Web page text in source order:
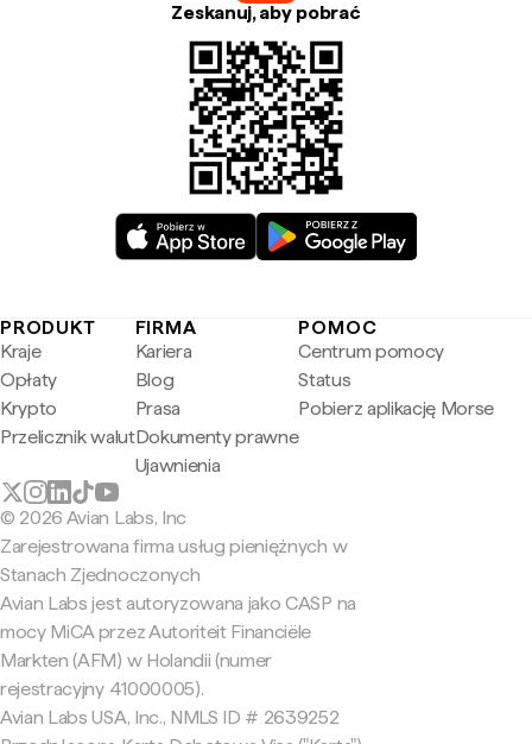
Zeskanuj, aby pobrać
PRODUKT
Kraje
Opłaty
Krypto
Przelicznik walut
FIRMA
Kariera
Blog
Prasa
Dokumenty prawne
Ujawnienia
POMOC
Centrum pomocy
Status
Pobierz aplikację Morse
© 2026 Avian Labs, Inc
Zarejestrowana firma usług pieniężnych w
Stanach Zjednoczonych
Avian Labs jest autoryzowana jako CASP na
mocy MiCA przez Autoriteit Financiële
Markten (AFM) w Holandii (numer
rejestracyjny 41000005).
Avian Labs USA, Inc., NMLS ID # 2639252